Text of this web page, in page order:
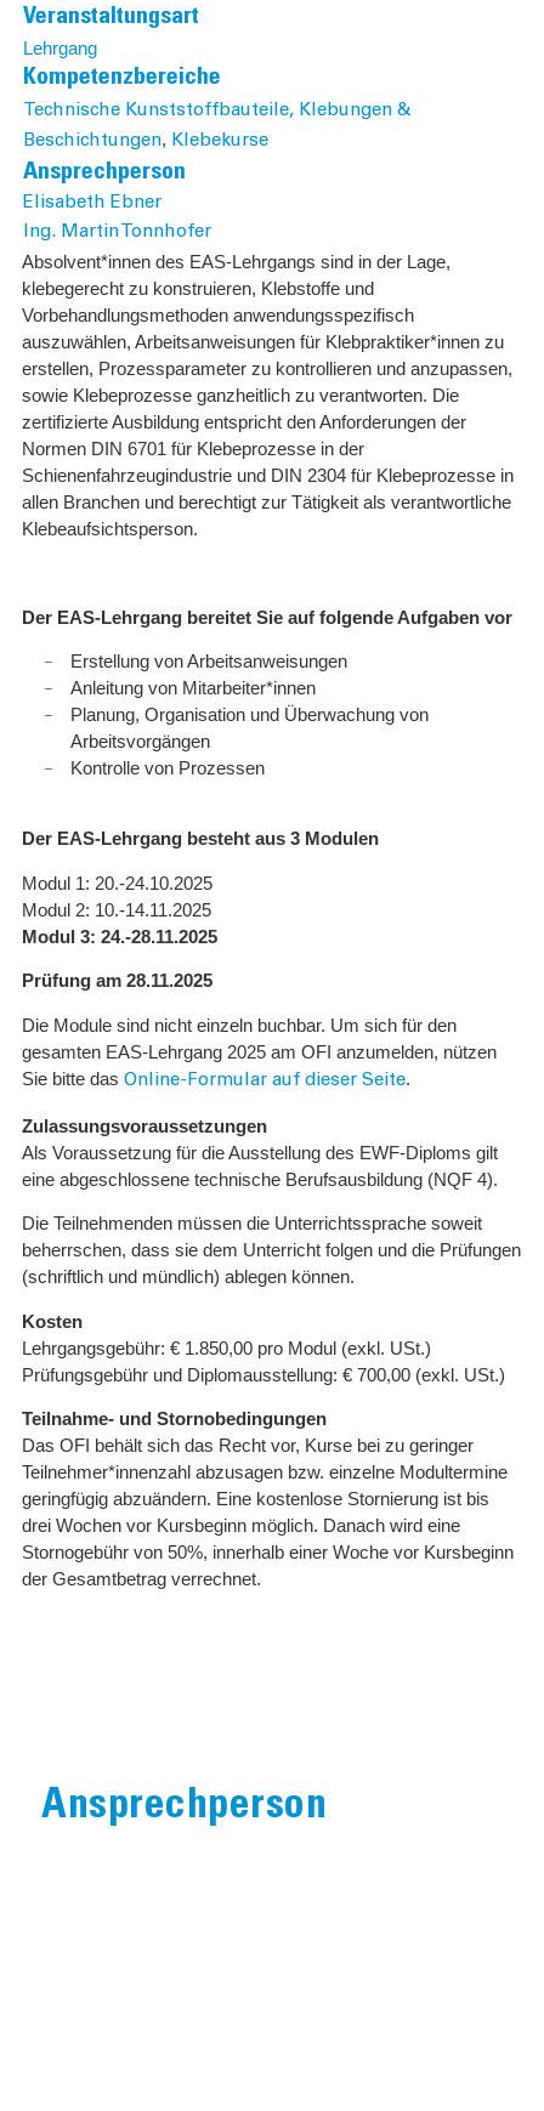
Absolvent*innen des EAS-Lehrgangs sind in der Lage,
klebegerecht zu konstruieren, Klebstoffe und
Vorbehandlungsmethoden anwendungsspezifisch
auszuwählen, Arbeitsanweisungen für Klebpraktiker*innen zu
erstellen, Prozessparameter zu kontrollieren und anzupassen,
sowie Klebeprozesse ganzheitlich zu verantworten. Die
zertifizierte Ausbildung entspricht den Anforderungen der
Normen DIN 6701 für Klebeprozesse in der
Schienenfahrzeugindustrie und DIN 2304 für Klebeprozesse in
allen Branchen und berechtigt zur Tätigkeit als verantwortliche
Klebeaufsichtsperson.
Der EAS-Lehrgang bereitet Sie auf folgende Aufgaben vor
Erstellung von Arbeitsanweisungen
Anleitung von Mitarbeiter*innen
Planung, Organisation und Überwachung von
Arbeitsvorgängen
Kontrolle von Prozessen
Der EAS-Lehrgang besteht aus 3 Modulen
Modul 1: 20.-24.10.2025
Modul 2: 10.-14.11.2025
Modul 3: 24.-28.11.2025
Prüfung am 28.11.2025
Die Module sind nicht einzeln buchbar. Um sich für den
gesamten EAS-Lehrgang 2025 am OFI anzumelden, nützen
Sie bitte das Online-Formular auf dieser Seite.
Zulassungsvoraussetzungen
Als Voraussetzung für die Ausstellung des EWF-Diploms gilt
eine abgeschlossene technische Berufsausbildung (NQF 4).
Die Teilnehmenden müssen die Unterrichtssprache soweit
beherrschen, dass sie dem Unterricht folgen und die Prüfungen
(schriftlich und mündlich) ablegen können.
Kosten
Lehrgangsgebühr: € 1.850,00 pro Modul (exkl. USt.)
Prüfungsgebühr und Diplomausstellung: € 700,00 (exkl. USt.)
Teilnahme- und Stornobedingungen
Das OFI behält sich das Recht vor, Kurse bei zu geringer
Teilnehmer*innenzahl abzusagen bzw. einzelne Modultermine
geringfügig abzuändern. Eine kostenlose Stornierung ist bis
drei Wochen vor Kursbeginn möglich. Danach wird eine
Stornogebühr von 50%, innerhalb einer Woche vor Kursbeginn
der Gesamtbetrag verrechnet.
Veranstaltungsart
Lehrgang
Kompetenzbereiche
Technische Kunststoffbauteile, Klebungen &
Beschichtungen, Klebekurse
Ansprechperson
Elisabeth Ebner
Ing. Martin Tonnhofer
Ansprechperson